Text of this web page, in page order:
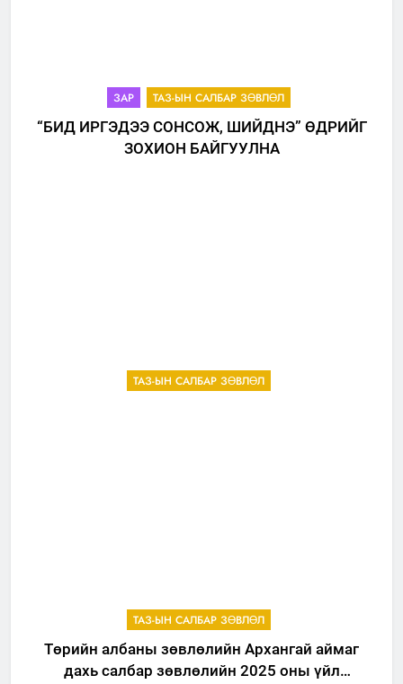
ЗАР ТАЗ-ЫН САЛБАР ЗӨВЛӨЛ
“БИД ИРГЭДЭЭ СОНСОЖ, ШИЙДНЭ” ӨДРИЙГ
ЗОХИОН БАЙГУУЛНА
ТАЗ-ЫН САЛБАР ЗӨВЛӨЛ
ТАЗ-ЫН САЛБАР ЗӨВЛӨЛ
Төрийн албаны зөвлөлийн Архангай аймаг
дахь салбар зөвлөлийн 2025 оны үйл